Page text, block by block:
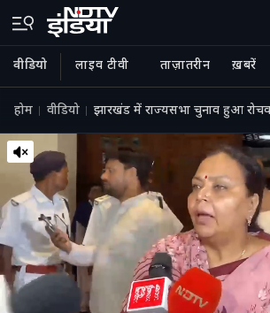
वीडियो लाइव टीवी ताज़ातरीन ख़बरें
होम वीडियो झारखंड में राज्यसभा चुनाव हुआ